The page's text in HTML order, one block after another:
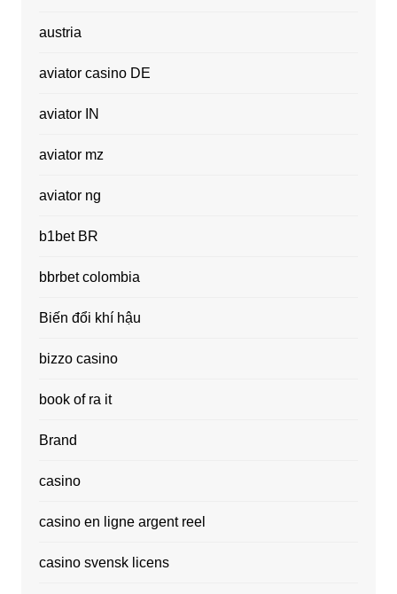
austria
aviator casino DE
aviator IN
aviator mz
aviator ng
b1bet BR
bbrbet colombia
Biến đổi khí hậu
bizzo casino
book of ra it
Brand
casino
casino en ligne argent reel
casino svensk licens